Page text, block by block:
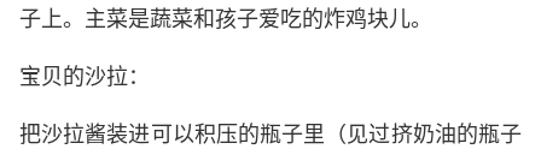
子上。主菜是蔬菜和孩子爱吃的炸鸡块儿。
宝贝的沙拉：
把沙拉酱装进可以积压的瓶子里（见过挤奶油的瓶子